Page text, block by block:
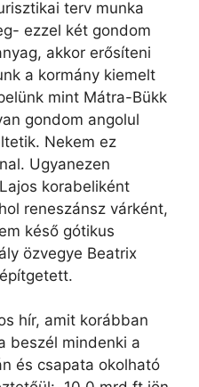
terv munka
ezzel két gondom
akkor erősíteni
a kormány kiemelt
mint Mátra-Bükk
gondom angolul
Nekem ez
Ugyanezen
korabeliként
reneszánsz várként,
késő gótikus
özvegye Beatrix
hír, amit korábban
beszél mindenki a
és csapata okolható